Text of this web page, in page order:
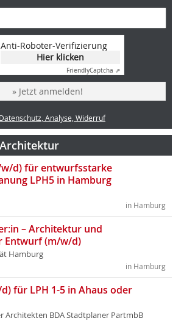
Anti-Roboter-Verifizierung
Hier klicken
FriendlyCaptcha ⇗
» Jetzt anmelden!
Analyse, Widerruf
d) für entwurfsstarke
LPH5 in Hamburg
in Hamburg
– Architektur und
Entwurf (m/w/d)
Hamburg
in Hamburg
für LPH 1-5 in Ahaus oder
Architekten BDA Stadtplaner PartmbB